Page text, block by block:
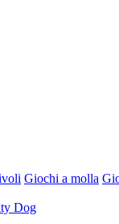
Giochi a molla
Dog